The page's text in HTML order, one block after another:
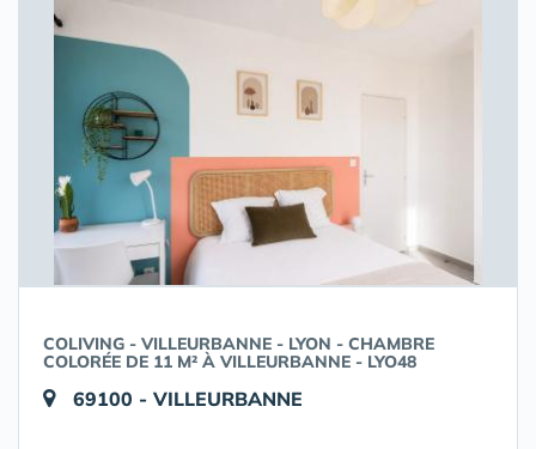
COLIVING - VILLEURBANNE - LYON - CHAMBRE
COLORÉE DE 11 M² À VILLEURBANNE - LYO48
69100 - VILLEURBANNE